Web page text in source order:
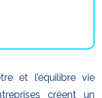
et l’équilibre vie
créent un